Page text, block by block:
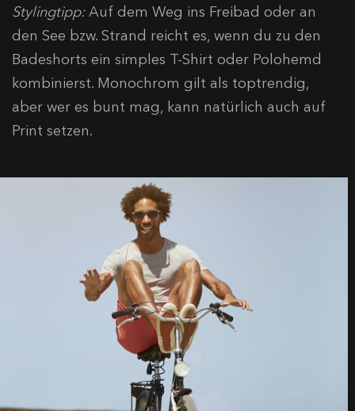
Stylingtipp:Auf dem Weg ins Freibad oder an
den See bzw. Strand reicht es, wenn du zu den
Badeshorts ein simples T-Shirt oder Polohemd
kombinierst. Monochrom gilt als toptrendig,
aber wer es bunt mag, kann natürlich auch auf
Print setzen.